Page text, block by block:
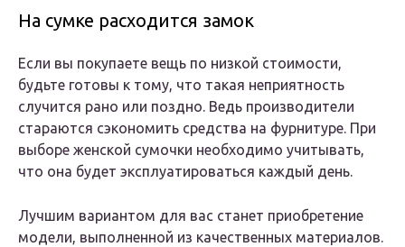
На сумке расходится замок
Если вы покупаете вещь по низкой стоимости,
будьте готовы к тому, что такая неприятность
случится рано или поздно. Ведь производители
стараются сэкономить средства на фурнитуре. При
выборе женской сумочки необходимо учитывать,
что она будет эксплуатироваться каждый день.
Лучшим вариантом для вас станет приобретение
модели, выполненной из качественных материалов.